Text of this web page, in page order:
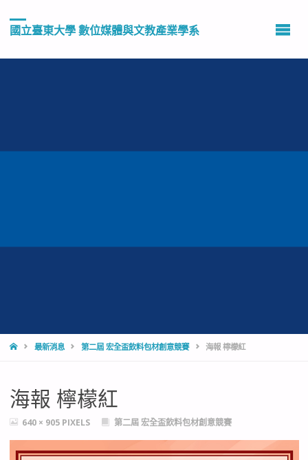
國立臺東大學 數位媒體與文教產業學系
HOME最新消息 第二屆 宏全盃飲料包材創意競賽 海報 檸檬紅
海報 檸檬紅
FULL640 × 905 PIXELS 第二屆 宏全盃飲料包材創意競賽